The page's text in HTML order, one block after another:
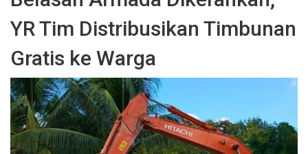
YR Tim Distribusikan Timbunan
Gratis ke Warga